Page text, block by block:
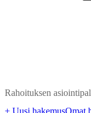
Rahoituksen
+ Uusi hakemusOmat